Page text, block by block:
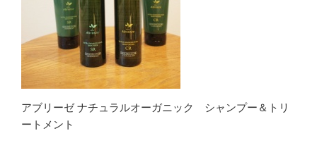
アブリーゼ ナチュラルオーガニック シャンプー＆トリ
ートメント